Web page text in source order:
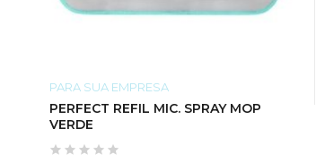
PARA SUA EMPRESA
PERFECT REFIL MIC. SPRAY MOP
VERDE